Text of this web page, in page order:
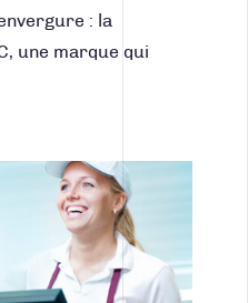
: la
une marque qui